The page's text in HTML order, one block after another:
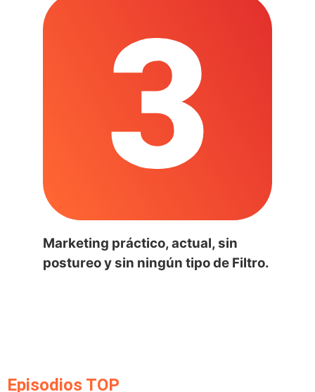
Marketing práctico, actual, sin
postureo y sin ningún tipo de Filtro.
Episodios TOP